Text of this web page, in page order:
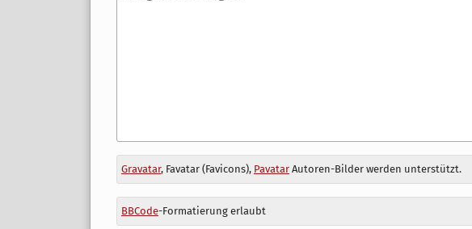
Antwort
zu
Gravatar, Favatar (Favicons), PavatarAutoren-Bilder werden unterstützt.
BBCode-Formatierung erlaubt